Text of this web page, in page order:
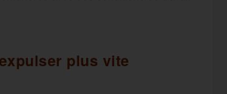
plus vite